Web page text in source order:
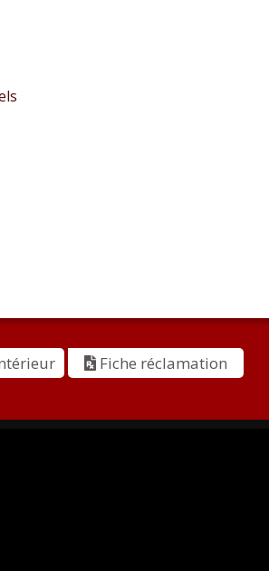
Fiche réclamation